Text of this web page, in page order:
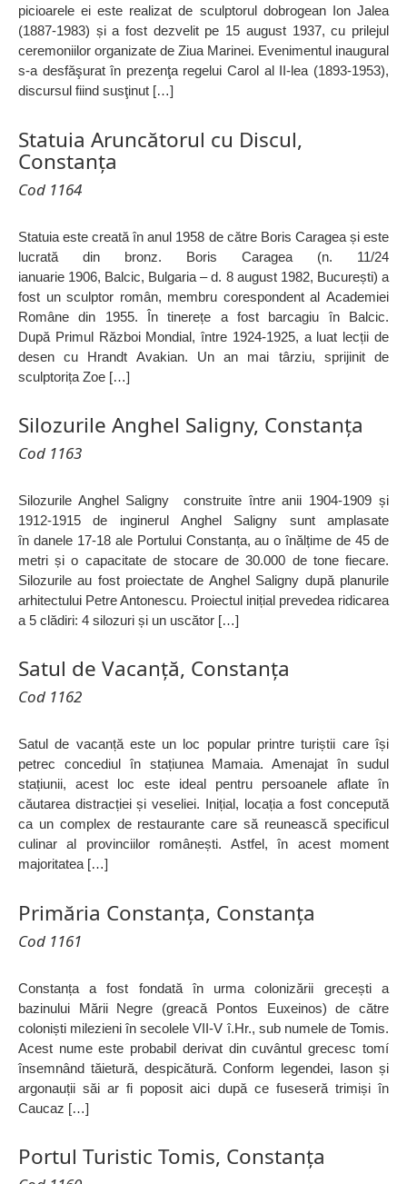
picioarele ei este realizat de sculptorul dobrogean Ion Jalea
(1887-1983) și a fost dezvelit pe 15 august 1937, cu prilejul
ceremoniilor organizate de Ziua Marinei. Evenimentul inaugural
s-a desfăşurat în prezenţa regelui Carol al II-lea (1893-1953),
discursul fiind susţinut […]
Statuia Aruncătorul cu Discul,
Constanța
Cod 1164
Statuia este creată în anul 1958 de către Boris Caragea și este
lucrată din bronz. Boris Caragea (n. 11/24
ianuarie 1906, Balcic, Bulgaria – d. 8 august 1982, București) a
fost un sculptor român, membru corespondent al Academiei
Române din 1955. În tinerețe a fost barcagiu în Balcic.
După Primul Război Mondial, între 1924-1925, a luat lecții de
desen cu Hrandt Avakian. Un an mai târziu, sprijinit de
sculptorița Zoe […]
Silozurile Anghel Saligny, Constanța
Cod 1163
Silozurile Anghel Saligny construite între anii 1904-1909 și
1912-1915 de inginerul Anghel Saligny sunt amplasate
în danele 17-18 ale Portului Constanța, au o înălțime de 45 de
metri și o capacitate de stocare de 30.000 de tone fiecare.
Silozurile au fost proiectate de Anghel Saligny după planurile
arhitectului Petre Antonescu. Proiectul inițial prevedea ridicarea
a 5 clădiri: 4 silozuri și un uscător […]
Satul de Vacanță, Constanța
Cod 1162
Satul de vacanță este un loc popular printre turiștii care își
petrec concediul în stațiunea Mamaia. Amenajat în sudul
stațiunii, acest loc este ideal pentru persoanele aflate în
căutarea distracției și veseliei. Inițial, locația a fost concepută
ca un complex de restaurante care să reunească specificul
culinar al provinciilor românești. Astfel, în acest moment
majoritatea […]
Primăria Constanța, Constanța
Cod 1161
Constanța a fost fondată în urma colonizării grecești a
bazinului Mării Negre (greacă Pontos Euxeinos) de către
coloniști milezieni în secolele VII-V î.Hr., sub numele de Tomis.
Acest nume este probabil derivat din cuvântul grecesc tomí
însemnând tăietură, despicătură. Conform legendei, Iason și
argonauții săi ar fi poposit aici după ce fuseseră trimiși în
Caucaz […]
Portul Turistic Tomis, Constanța